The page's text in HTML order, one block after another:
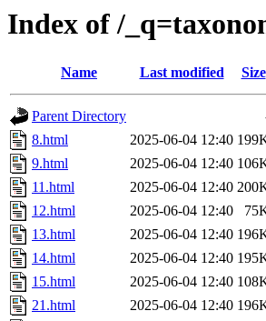
Index of /
Name Last modified Size
Parent Directory
8.html
2025-06-04 12:40
9.html
2025-06-04 12:40
11.html
2025-06-04 12:40
12.html
2025-06-04 12:40
13.html
2025-06-04 12:40
14.html
2025-06-04 12:40
15.html
2025-06-04 12:40
21.html
2025-06-04 12:40